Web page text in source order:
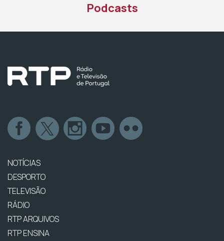
Podcasts
NOTÍCIAS
DESPORTO
TELEVISÃO
RÁDIO
RTP ARQUIVOS
RTP ENSINA